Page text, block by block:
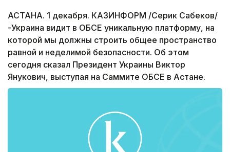
АСТАНА. 1 декабря. КАЗИНФОРМ /Серик Сабеков/
-Украина видит в ОБСЕ уникальную платформу, на
которой мы должны строить общее пространство
равной и неделимой безопасности. Об этом
сегодня сказал Президент Украины Виктор
Янукович, выступая на Саммите ОБСЕ в Астане.